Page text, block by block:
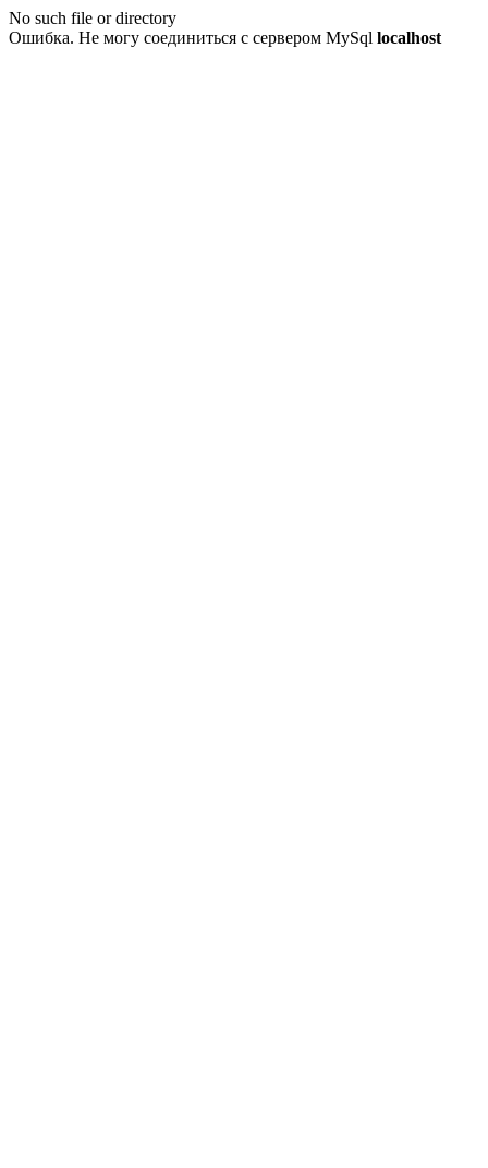
No such file or directory
Ошибка. Не могу соединиться с сервером MySql localhost